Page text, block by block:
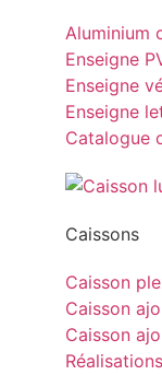
Aluminium
Enseigne
Enseigne
Enseigne
Catalogue
Caissons
Caisson
Caisson
Caisson
Réalisations